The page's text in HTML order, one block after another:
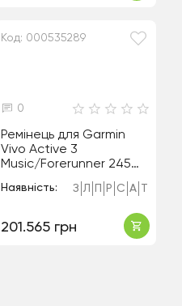
Код: 000535289
0
Ремінець для Garmin
Vivo Active 3
Music/Forerunner 245
Наявність: З Л Р С А
201.565 грн